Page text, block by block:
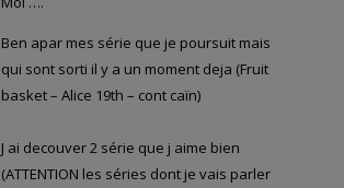
Ben apar mes série que je poursuit mais
qui sont sorti il y a un moment deja (Fruit
basket – Alice 19th – cont caïn)
J ai decouver 2 série que j aime bien
(ATTENTION les séries dont je vais parler